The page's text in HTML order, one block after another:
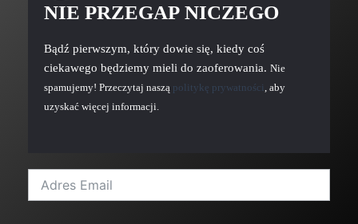
NIE PRZEGAP NICZEGO
Bądź pierwszym, który dowie się, kiedy coś
ciekawego będziemy mieli do zaoferowania. Nie
spamujemy! Przeczytaj naszą politykę prywatności, aby
uzyskać więcej informacji.